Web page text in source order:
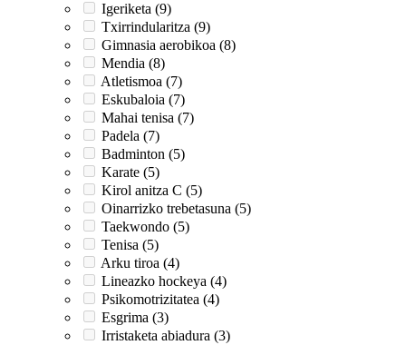
Igeriketa (9)
Txirrindularitza (9)
Gimnasia aerobikoa (8)
Mendia (8)
Atletismoa (7)
Eskubaloia (7)
Mahai tenisa (7)
Padela (7)
Badminton (5)
Karate (5)
Kirol anitza C (5)
Oinarrizko trebetasuna (5)
Taekwondo (5)
Tenisa (5)
Arku tiroa (4)
Lineazko hockeya (4)
Psikomotrizitatea (4)
Esgrima (3)
Irristaketa abiadura (3)